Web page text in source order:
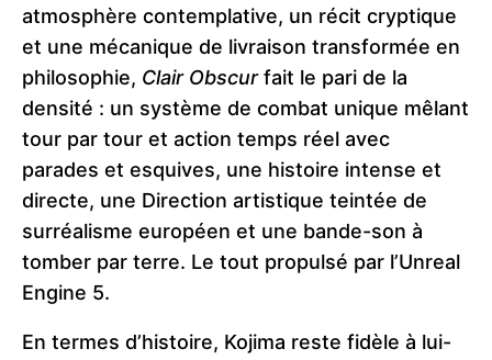
atmosphère contemplative, un récit cryptique
et une mécanique de livraison transformée en
philosophie, Clair Obscurfait le pari de la
densité : un système de combat unique mêlant
tour par tour et action temps réel avec
parades et esquives, une histoire intense et
directe, une Direction artistique teintée de
surréalisme européen et une bande-son à
tomber par terre. Le tout propulsé par l’Unreal
Engine 5.
En termes d’histoire, Kojima reste fidèle à lui-